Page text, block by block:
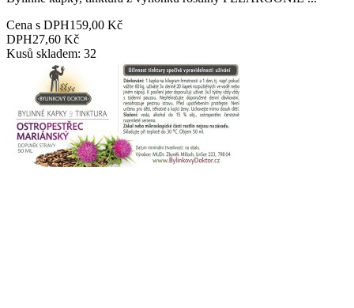
Cena s DPH159,00 Kč
DPH27,60 Kč
Kusů skladem: 32